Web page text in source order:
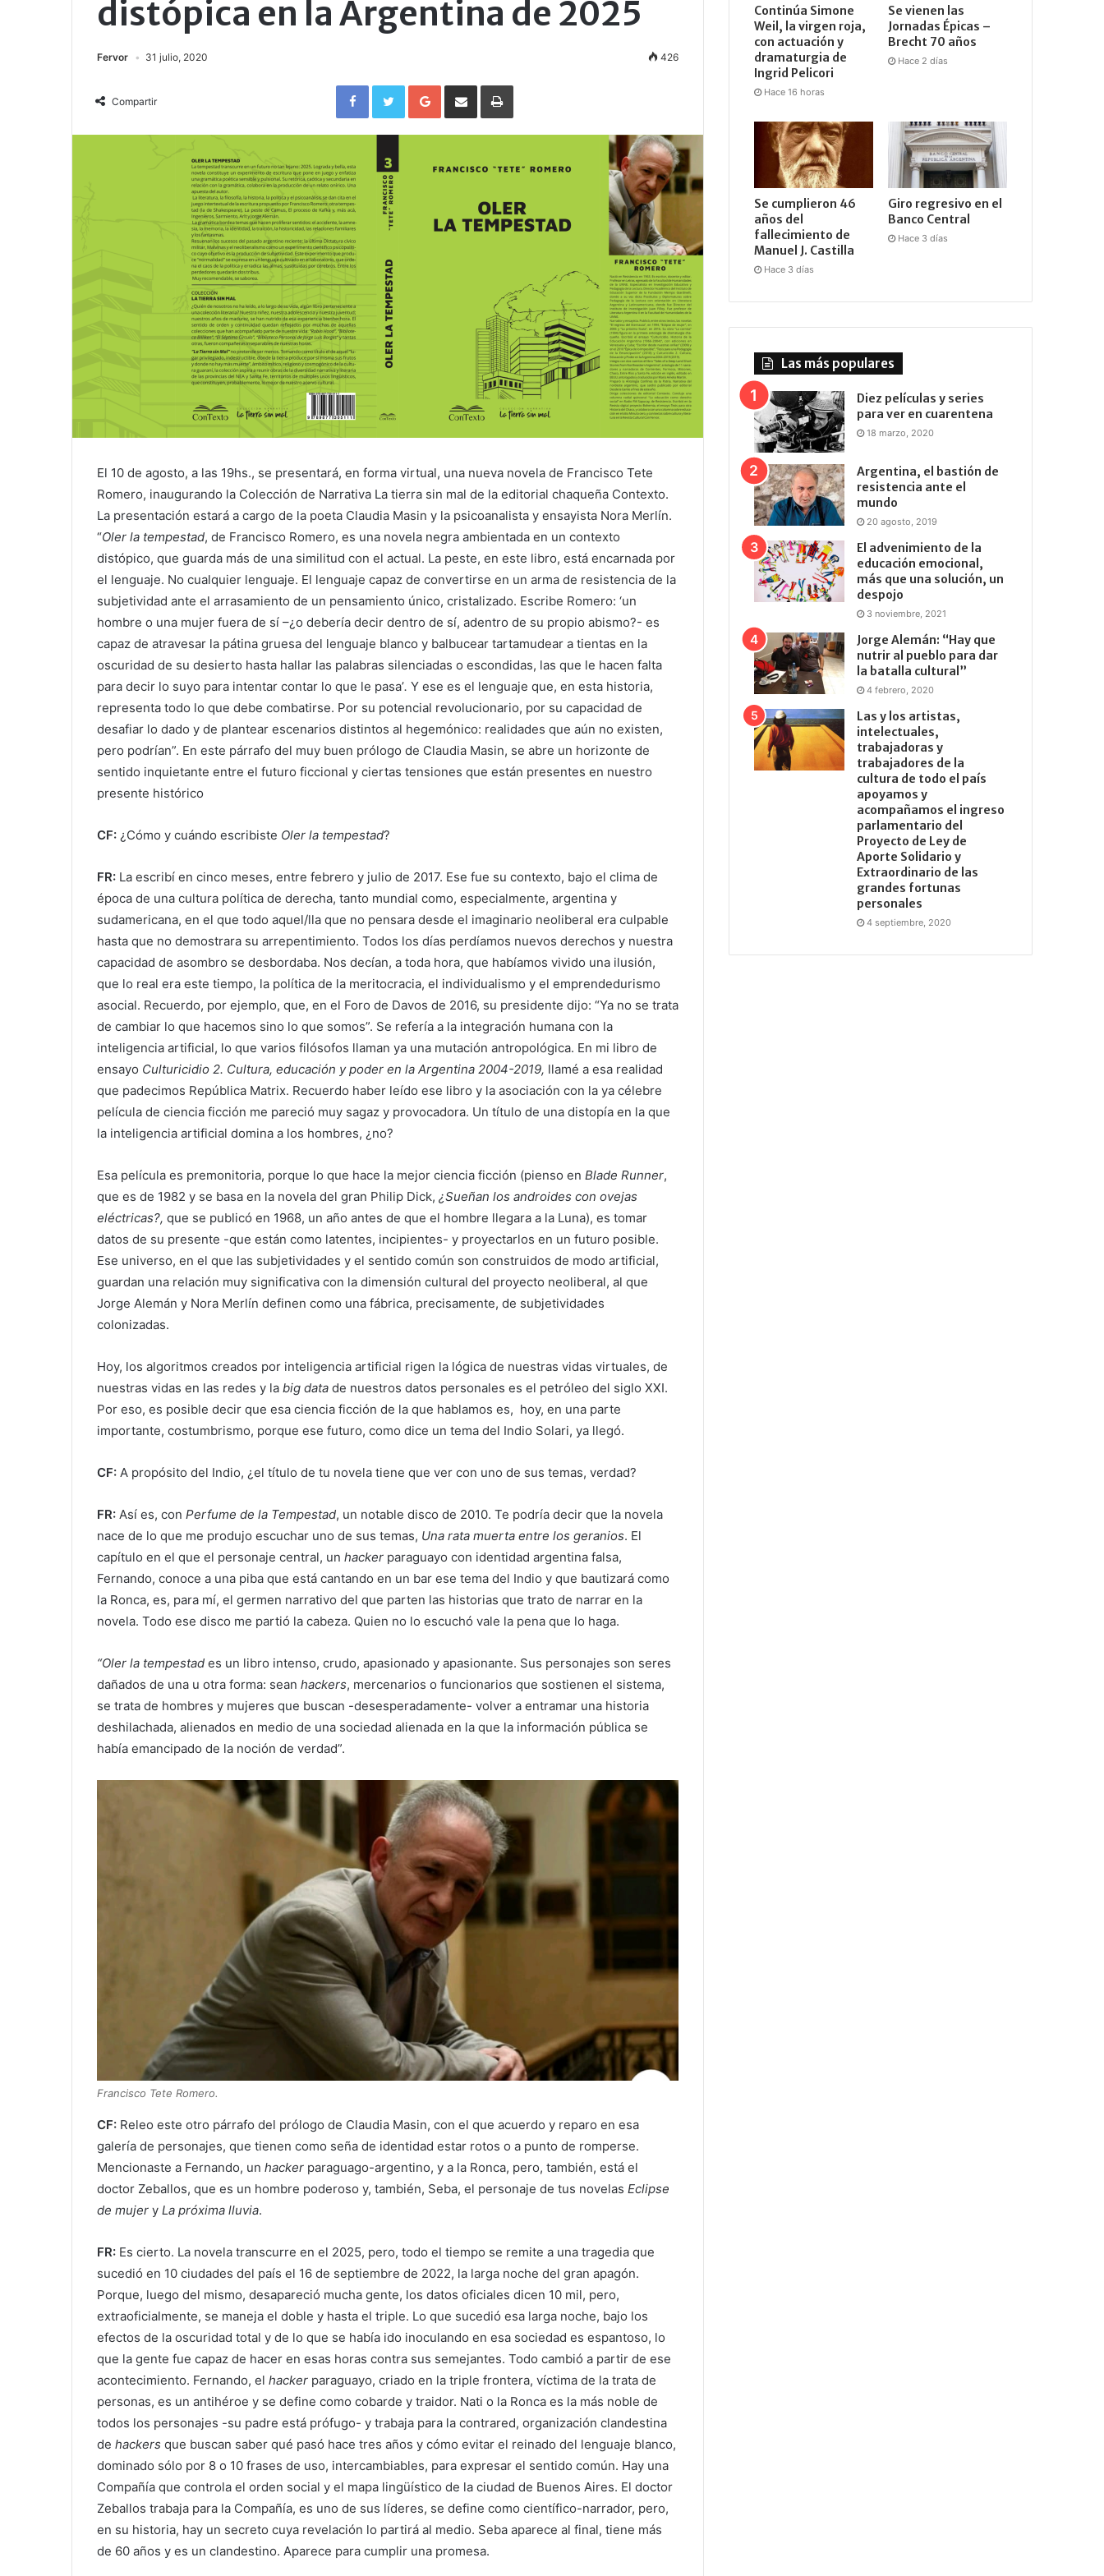
distópica en la Argentina de 2025
Fervor 31 julio, 2020 426
Compartir
FacebookTwitterGoogle+Compartir por correo electrónicoImprimir
El 10 de agosto, a las 19hs., se presentará, en forma virtual, una nueva novela de Francisco Tete
Romero, inaugurando la Colección de Narrativa La tierra sin mal de la editorial chaqueña Contexto.
La presentación estará a cargo de la poeta Claudia Masin y la psicoanalista y ensayista Nora Merlín.
“Oler la tempestad, de Francisco Romero, es una novela negra ambientada en un contexto
distópico, que guarda más de una similitud con el actual. La peste, en este libro, está encarnada por
el lenguaje. No cualquier lenguaje. El lenguaje capaz de convertirse en un arma de resistencia de la
subjetividad ante el arrasamiento de un pensamiento único, cristalizado. Escribe Romero: ‘un
hombre o una mujer fuera de sí –¿o debería decir dentro de sí, adentro de su propio abismo?- es
capaz de atravesar la pátina gruesa del lenguaje blanco y balbucear tartamudear a tientas en la
oscuridad de su desierto hasta hallar las palabras silenciadas o escondidas, las que le hacen falta
para decir lo suyo para intentar contar lo que le pasa’. Y ese es el lenguaje que, en esta historia,
representa todo lo que debe combatirse. Por su potencial revolucionario, por su capacidad de
desafiar lo dado y de plantear escenarios distintos al hegemónico: realidades que aún no existen,
pero podrían”. En este párrafo del muy buen prólogo de Claudia Masin, se abre un horizonte de
sentido inquietante entre el futuro ficcional y ciertas tensiones que están presentes en nuestro
presente histórico
CF: ¿Cómo y cuándo escribiste Oler la tempestad?
FR: La escribí en cinco meses, entre febrero y julio de 2017. Ese fue su contexto, bajo el clima de
época de una cultura política de derecha, tanto mundial como, especialmente, argentina y
sudamericana, en el que todo aquel/lla que no pensara desde el imaginario neoliberal era culpable
hasta que no demostrara su arrepentimiento. Todos los días perdíamos nuevos derechos y nuestra
capacidad de asombro se desbordaba. Nos decían, a toda hora, que habíamos vivido una ilusión,
que lo real era este tiempo, la política de la meritocracia, el individualismo y el emprendedurismo
asocial. Recuerdo, por ejemplo, que, en el Foro de Davos de 2016, su presidente dijo: “Ya no se trata
de cambiar lo que hacemos sino lo que somos”. Se refería a la integración humana con la
inteligencia artificial, lo que varios filósofos llaman ya una mutación antropológica. En mi libro de
ensayo Culturicidio 2. Cultura, educación y poder en la Argentina 2004-2019, llamé a esa realidad
que padecimos República Matrix. Recuerdo haber leído ese libro y la asociación con la ya célebre
película de ciencia ficción me pareció muy sagaz y provocadora. Un título de una distopía en la que
la inteligencia artificial domina a los hombres, ¿no?
Esa película es premonitoria, porque lo que hace la mejor ciencia ficción (pienso en Blade Runner,
que es de 1982 y se basa en la novela del gran Philip Dick, ¿Sueñan los androides con ovejas
eléctricas?, que se publicó en 1968, un año antes de que el hombre llegara a la Luna), es tomar
datos de su presente -que están como latentes, incipientes- y proyectarlos en un futuro posible.
Ese universo, en el que las subjetividades y el sentido común son construidos de modo artificial,
guardan una relación muy significativa con la dimensión cultural del proyecto neoliberal, al que
Jorge Alemán y Nora Merlín definen como una fábrica, precisamente, de subjetividades
colonizadas.
Hoy, los algoritmos creados por inteligencia artificial rigen la lógica de nuestras vidas virtuales, de
nuestras vidas en las redes y la big data de nuestros datos personales es el petróleo del siglo XXI.
Por eso, es posible decir que esa ciencia ficción de la que hablamos es, hoy, en una parte
importante, costumbrismo, porque ese futuro, como dice un tema del Indio Solari, ya llegó.
CF: A propósito del Indio, ¿el título de tu novela tiene que ver con uno de sus temas, verdad?
FR: Así es, con Perfume de la Tempestad, un notable disco de 2010. Te podría decir que la novela
nace de lo que me produjo escuchar uno de sus temas, Una rata muerta entre los geranios. El
capítulo en el que el personaje central, un hacker paraguayo con identidad argentina falsa,
Fernando, conoce a una piba que está cantando en un bar ese tema del Indio y que bautizará como
la Ronca, es, para mí, el germen narrativo del que parten las historias que trato de narrar en la
novela. Todo ese disco me partió la cabeza. Quien no lo escuchó vale la pena que lo haga.
“Oler la tempestad es un libro intenso, crudo, apasionado y apasionante. Sus personajes son seres
dañados de una u otra forma: sean hackers, mercenarios o funcionarios que sostienen el sistema,
se trata de hombres y mujeres que buscan -desesperadamente- volver a entramar una historia
deshilachada, alienados en medio de una sociedad alienada en la que la información pública se
había emancipado de la noción de verdad”.
Francisco Tete Romero.
CF: Releo este otro párrafo del prólogo de Claudia Masin, con el que acuerdo y reparo en esa
galería de personajes, que tienen como seña de identidad estar rotos o a punto de romperse.
Mencionaste a Fernando, un hacker paraguago-argentino, y a la Ronca, pero, también, está el
doctor Zeballos, que es un hombre poderoso y, también, Seba, el personaje de tus novelas Eclipse
de mujer y La próxima lluvia.
FR: Es cierto. La novela transcurre en el 2025, pero, todo el tiempo se remite a una tragedia que
sucedió en 10 ciudades del país el 16 de septiembre de 2022, la larga noche del gran apagón.
Porque, luego del mismo, desapareció mucha gente, los datos oficiales dicen 10 mil, pero,
extraoficialmente, se maneja el doble y hasta el triple. Lo que sucedió esa larga noche, bajo los
efectos de la oscuridad total y de lo que se había ido inoculando en esa sociedad es espantoso, lo
que la gente fue capaz de hacer en esas horas contra sus semejantes. Todo cambió a partir de ese
acontecimiento. Fernando, el hacker paraguayo, criado en la triple frontera, víctima de la trata de
personas, es un antihéroe y se define como cobarde y traidor. Nati o la Ronca es la más noble de
todos los personajes -su padre está prófugo- y trabaja para la contrared, organización clandestina
de hackers que buscan saber qué pasó hace tres años y cómo evitar el reinado del lenguaje blanco,
dominado sólo por 8 o 10 frases de uso, intercambiables, para expresar el sentido común. Hay una
Compañía que controla el orden social y el mapa lingüístico de la ciudad de Buenos Aires. El doctor
Zeballos trabaja para la Compañía, es uno de sus líderes, se define como científico-narrador, pero,
en su historia, hay un secreto cuya revelación lo partirá al medio. Seba aparece al final, tiene más
de 60 años y es un clandestino. Aparece para cumplir una promesa.
Continúa Simone
Weil, la virgen roja,
con actuación y
dramaturgia de
Ingrid Pelicori
Hace 16 horas
Se vienen las
Jornadas Épicas –
Brecht 70 años
Hace 2 días
Se cumplieron 46
años del
fallecimiento de
Manuel J. Castilla
Hace 3 días
Giro regresivo en el
Banco Central
Hace 3 días
Las más populares
Diez películas y series
para ver en cuarentena
18 marzo, 2020
Argentina, el bastión de
resistencia ante el
mundo
20 agosto, 2019
El advenimiento de la
educación emocional,
más que una solución, un
despojo
3 noviembre, 2021
Jorge Alemán: “Hay que
nutrir al pueblo para dar
la batalla cultural”
4 febrero, 2020
Las y los artistas,
intelectuales,
trabajadoras y
trabajadores de la
cultura de todo el país
apoyamos y
acompañamos el ingreso
parlamentario del
Proyecto de Ley de
Aporte Solidario y
Extraordinario de las
grandes fortunas
personales
4 septiembre, 2020